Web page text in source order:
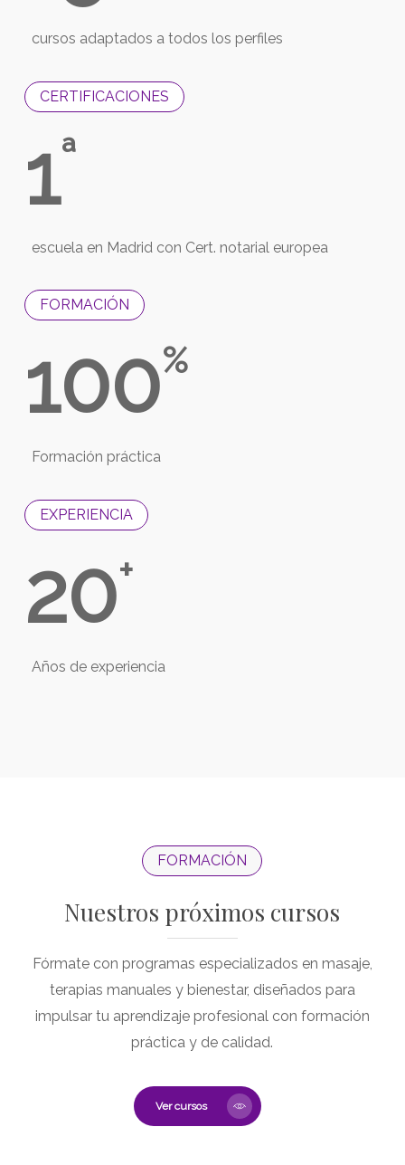
cursos adaptados a todos los perfiles
CERTIFICACIONES
1ª
escuela en Madrid con Cert. notarial europea
FORMACIÓN
100%
Formación práctica
EXPERIENCIA
20+
Años de experiencia
FORMACIÓN
Nuestros próximos cursos
Fórmate con programas especializados en masaje,
terapias manuales y bienestar, diseñados para
impulsar tu aprendizaje profesional con formación
práctica y de calidad.
Ver cursos